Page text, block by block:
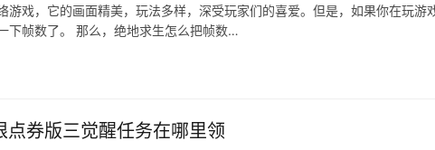
游戏，它的画面精美，玩法多样，深受玩家们的喜爱。但是，如果你在玩游
下帧数了。 那么，绝地求生怎么把帧数…
点券版三觉醒任务在哪里领